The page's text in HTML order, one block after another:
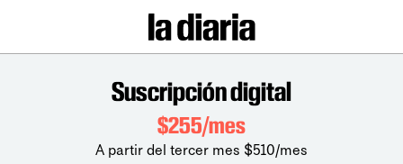
Suscripción digital
$255/mes
A partir del tercer mes $510/mes